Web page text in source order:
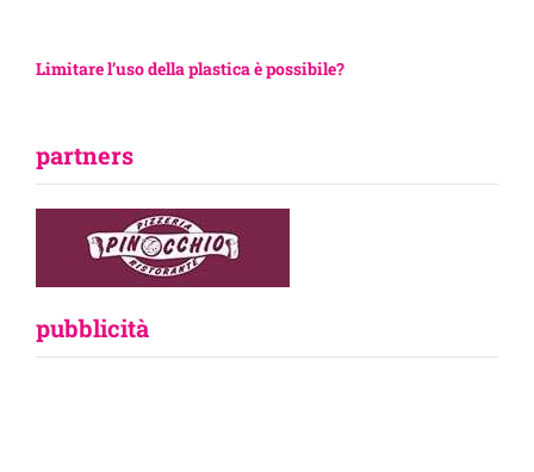
Limitare l’uso della plastica è possibile?
partners
pubblicità